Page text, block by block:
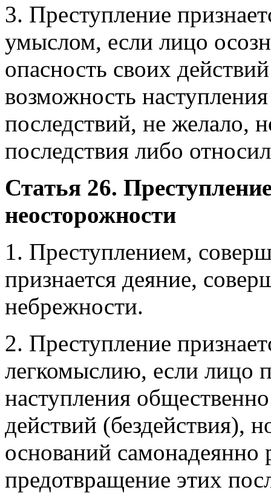
3. Преступление
умыслом, если лицо
опасность своих
возможность
последствий, не желало,
последствия либо
Статья 26.
неосторожности
1. Преступлением,
признается деяние,
небрежности.
2. Преступление
легкомыслию, если лицо
наступления
действий (бездействия),
оснований самонадеянно
предотвращение этих